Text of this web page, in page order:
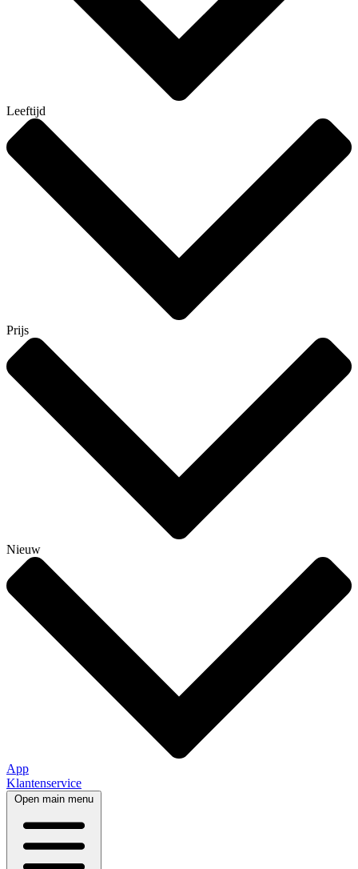
Leeftijd
Prijs
Nieuw
App
Klantenservice
Open main menu